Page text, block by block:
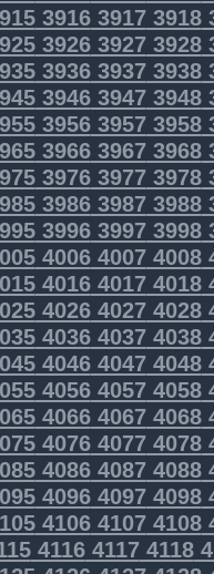
391639173918
392639273928
393639373938
394639473948
395639573958
396639673968
397639773978
398639873988
399639973998
400640074008
401640174018
402640274028
403640374038
404640474048
405640574058
406640674068
407640774078
408640874088
409640974098
410641074108
411641174118